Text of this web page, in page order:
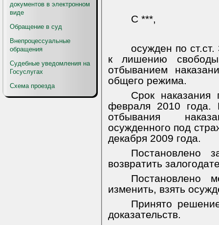
документов в электронном
виде
Обращение в суд
Внепроцессуальные
обращения
Судебные уведомления на
Госуслугах
Схема проезда
С ***,
осужден по
к лишению
отбыванием
общего режима.
Срок наказания
февраля 2010 года.
отбывания
осужденного под
декабря 2009 года.
Постановлено
возвратить
Постановлено
изменить, взять
Принято
доказательств.